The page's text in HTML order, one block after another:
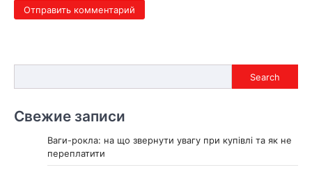
Search
Свежие записи
Ваги-рокла: на що звернути увагу при купівлі та як не
переплатити